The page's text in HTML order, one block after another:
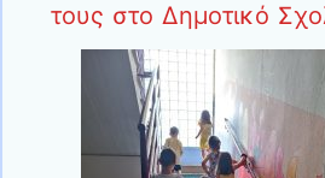
τους στο Δημοτικό